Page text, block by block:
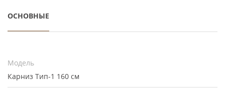
ОСНОВНЫЕ
Модель
Карниз Тип-1 160 см